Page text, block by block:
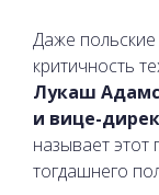
Даже
критичность
Лукаш
и вице-
называет
тогдашнего